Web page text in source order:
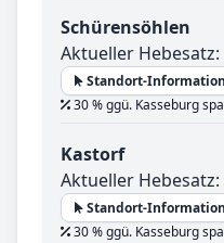
Schürensöhlen
Aktueller Hebesatz:
Standort-
30 % ggü. Kasseburg
Kastorf
Aktueller Hebesatz:
Standort-
30 % ggü. Kasseburg